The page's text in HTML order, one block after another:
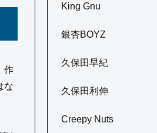
作
な
King Gnu
銀杏BOYZ
久保田早紀
久保田利伸
Creepy Nuts